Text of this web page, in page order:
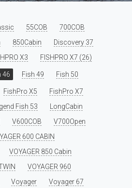
55COB
700COB
850Cabin
Discovery 37
X3 FISHPRO X7 (26)
46 Fish 49 Fish 50
FishPro X5
FishPro X7
Fish 53
LongCabin
V600COB
V700Open
600 CABIN
VOYAGER 850 Cabin
VOYAGER 960
Voyager
Voyager 67